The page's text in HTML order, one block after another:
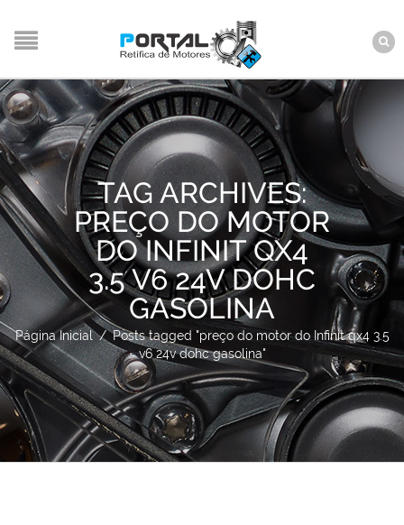
TAG ARCHIVES:
PREÇO DO MOTOR
DO INFINIT QX4
3.5 V6 24V DOHC
GASOLINA
Página Inicial / Posts tagged "preço do motor do Infinit qx4 3.5
v6 24v dohc gasolina"